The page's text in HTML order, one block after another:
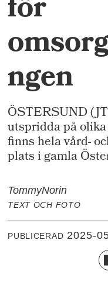
för
ngen
ÖSTERSUND
utspridda på
finns hela vård-
plats i gamla
TommyNorin
TEXT OCH FOTO
PUBLICERAD 2025-